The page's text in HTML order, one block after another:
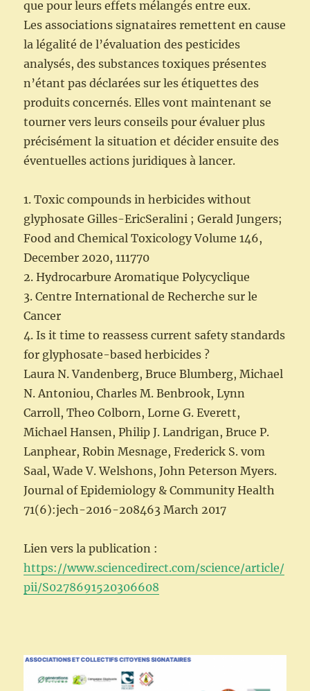
que pour leurs effets mélangés entre eux.
Les associations signataires remettent en cause
la légalité de l’évaluation des pesticides
analysés, des substances toxiques présentes
n’étant pas déclarées sur les étiquettes des
produits concernés. Elles vont maintenant se
tourner vers leurs conseils pour évaluer plus
précisément la situation et décider ensuite des
éventuelles actions juridiques à lancer.
1. Toxic compounds in herbicides without
glyphosate Gilles-EricSeralini ; Gerald Jungers;
Food and Chemical Toxicology Volume 146,
December 2020, 111770
2. Hydrocarbure Aromatique Polycyclique
3. Centre International de Recherche sur le
Cancer
4. Is it time to reassess current safety standards
for glyphosate-based herbicides ?
Laura N. Vandenberg, Bruce Blumberg, Michael
N. Antoniou, Charles M. Benbrook, Lynn
Carroll, Theo Colborn, Lorne G. Everett,
Michael Hansen, Philip J. Landrigan, Bruce P.
Lanphear, Robin Mesnage, Frederick S. vom
Saal, Wade V. Welshons, John Peterson Myers.
Journal of Epidemiology & Community Health
71(6):jech-2016-208463 March 2017
Lien vers la publication :
https://www.sciencedirect.com/science/article/
pii/S0278691520306608